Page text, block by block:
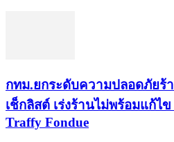
กทม.ยกระดับความปลอดภัยร้
เช็กลิสต์ เร่งร้านไม่พร้อมแก้ไ
Traffy Fondue